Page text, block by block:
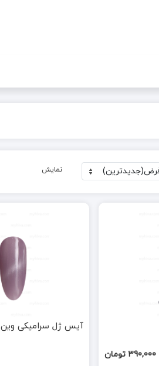
نمایش
390,000 تومان
آیس ژل سرامیکی وین 246